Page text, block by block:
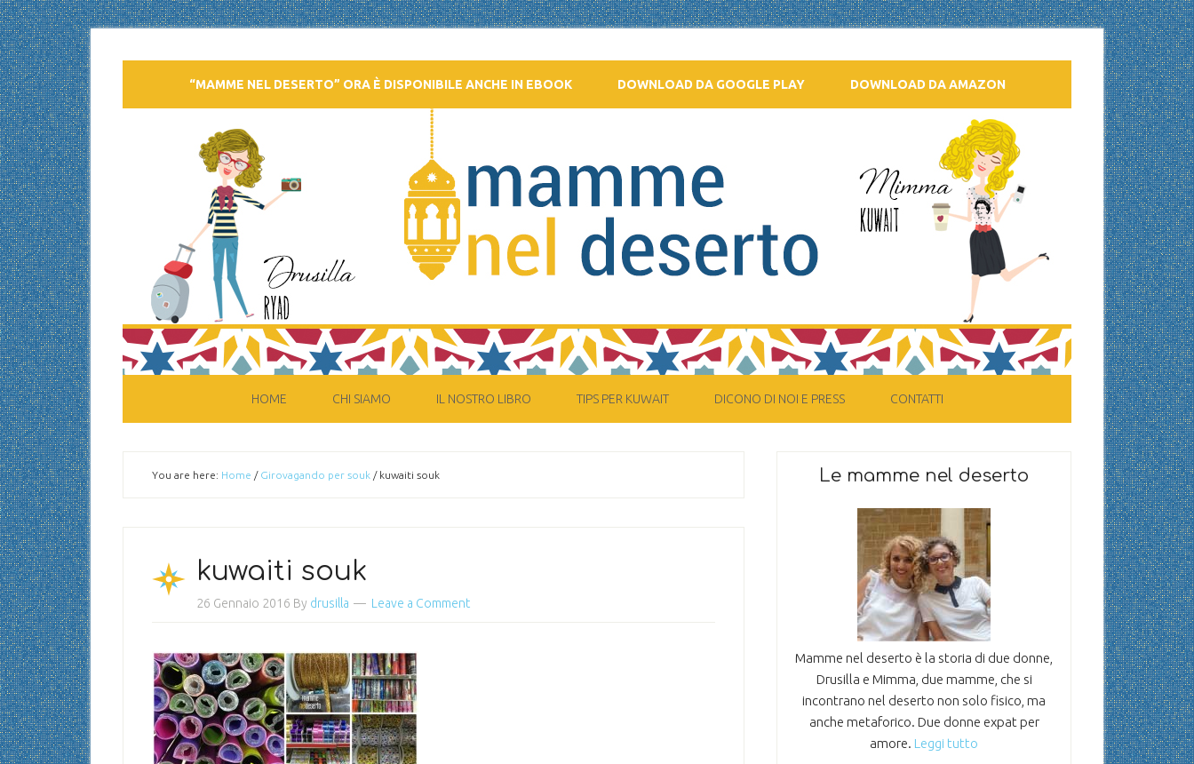
“MAMME NEL DESERTO” ORA È DISPONIBILE ANCHE IN EBOOK DOWNLOAD DA GOOGLE PLAY DOWNLOAD DA AMAZON
HOME CHI SIAMO IL NOSTRO LIBRO TIPS PER KUWAIT DICONO DI NOI E PRESS CONTATTI
You are here: Home / Girovagando per souk /kuwaiti souk
kuwaiti souk
26 Gennaio 2016 By drusilla Leave a Comment
Le mamme nel deserto
Mamme nel deserto è la storia di due donne,
Drusilla e Mimma, due mamme, che si
incontrano nel deserto non solo fisico, ma
anche metaforico. Due donne expat per
amore. Leggi tutto